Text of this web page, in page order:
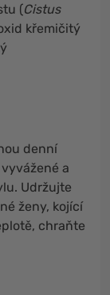
(Cistus
křemičitý
denní
a
Udržujte
ženy, kojící
chraňte